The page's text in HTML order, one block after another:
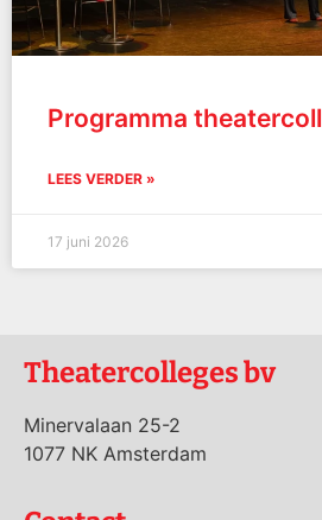
Programma
LEES VERDER »
17 juni 2026
Theatercolleges bv
Minervalaan 25-2
1077 NK Amsterdam